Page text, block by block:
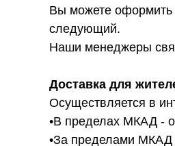
Вы можете оформить
следующий.
Наши менеджеры
Доставка для
Осуществляется в
•В пределах МКАД -
•За пределами МКАД